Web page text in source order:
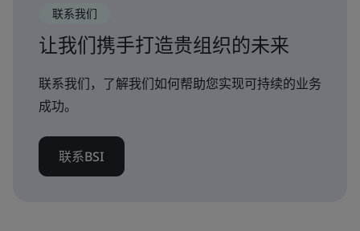
联系我们
让我们携手打造贵组织的未来
联系我们，了解我们如何帮助您实现可持续的业务
成功。
联系BSI